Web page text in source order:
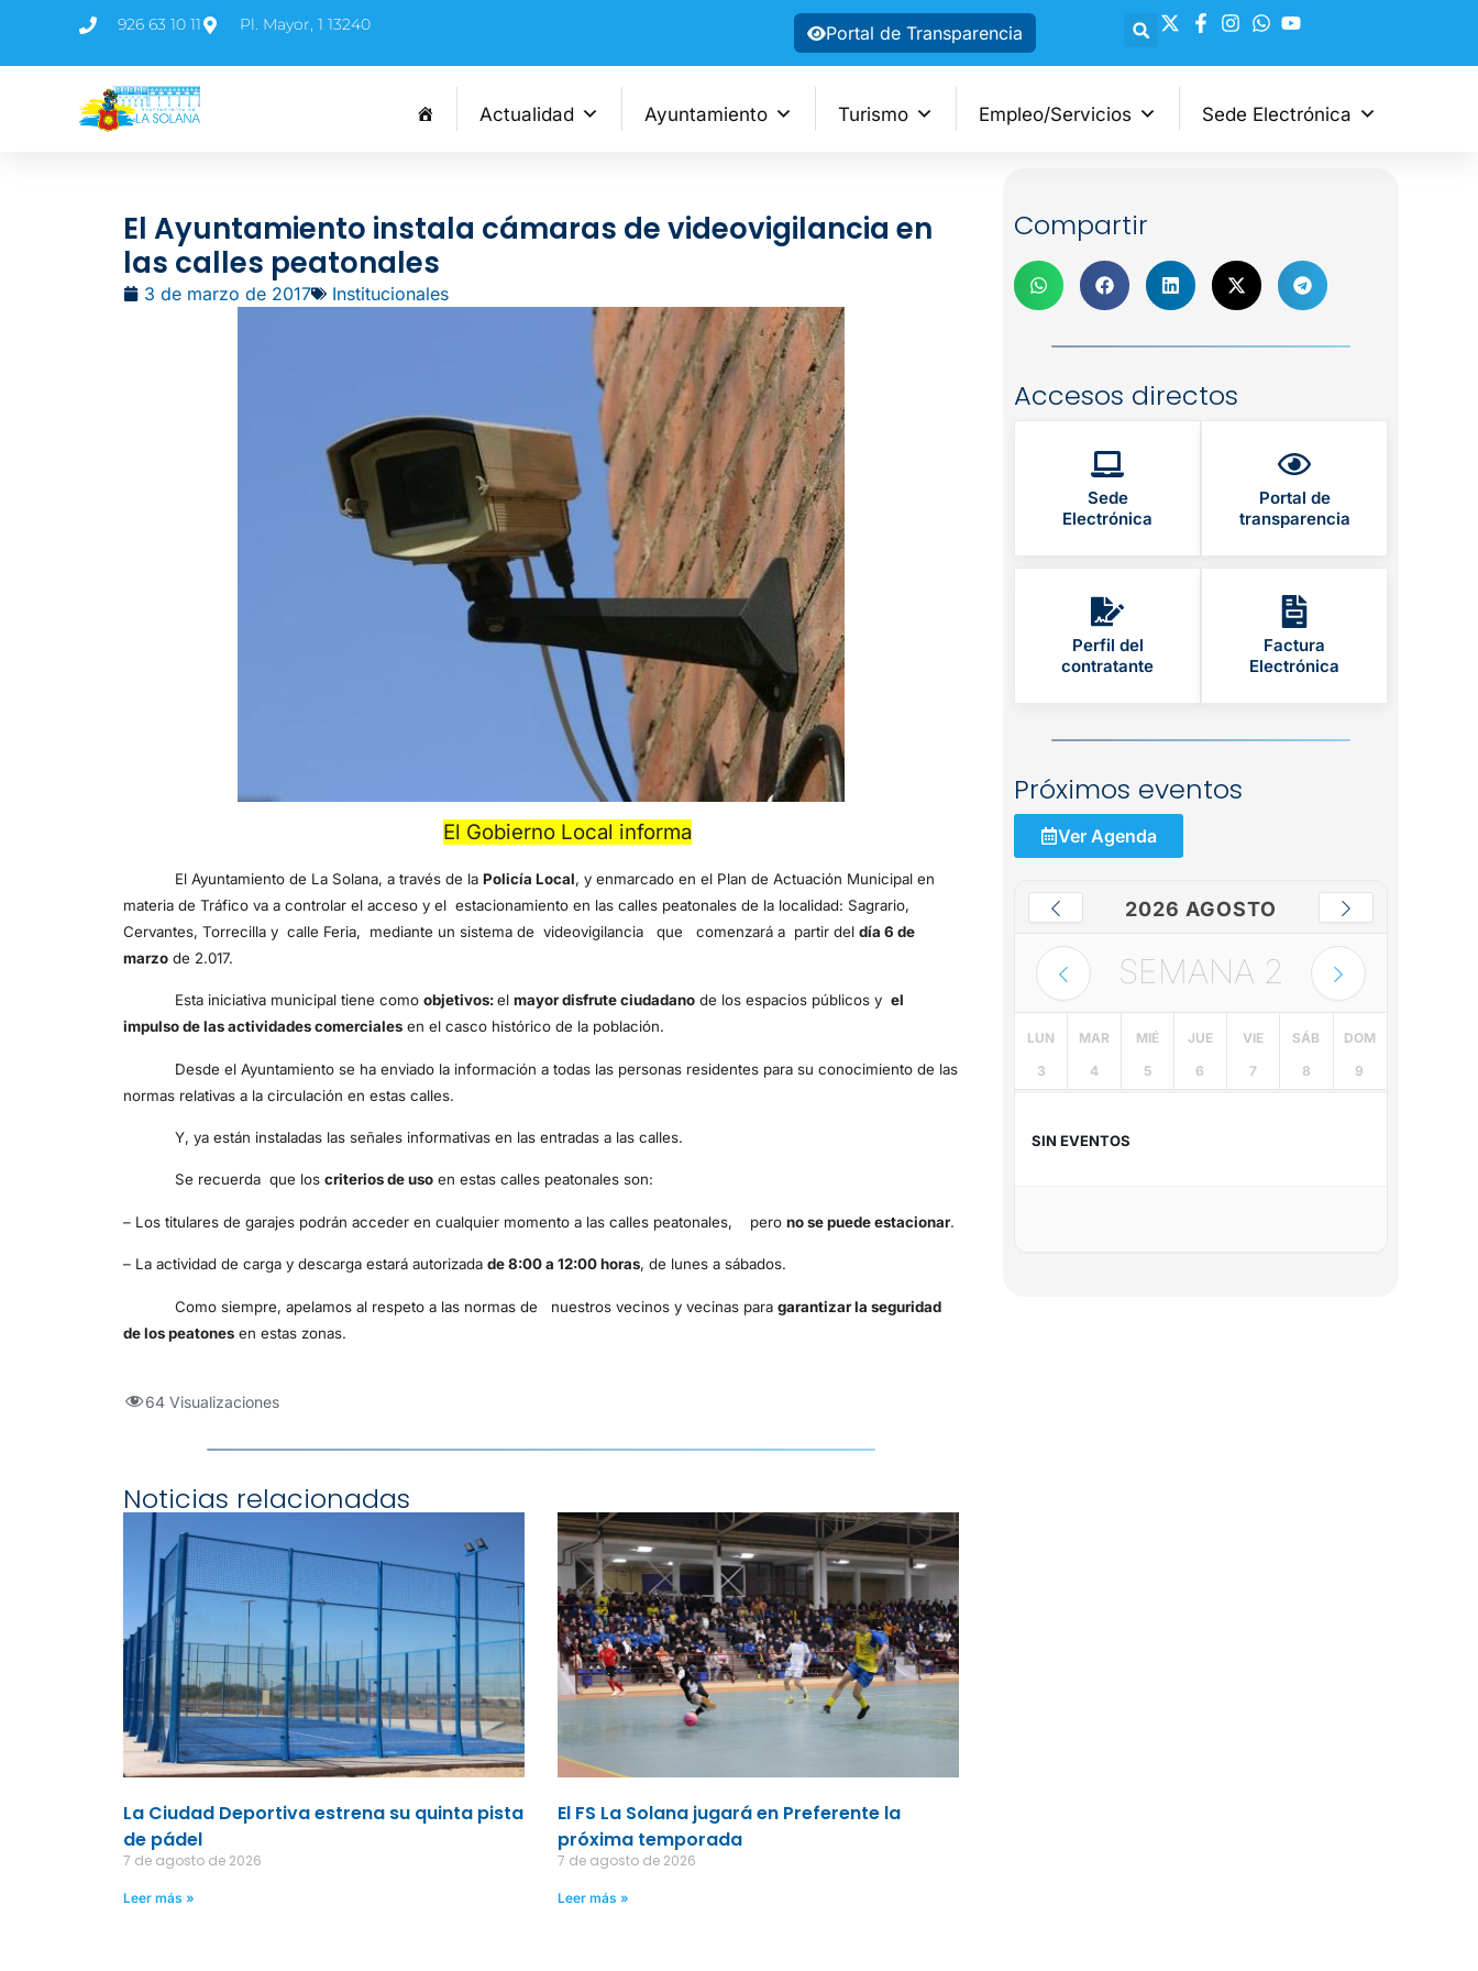
926 63 10 11 Pl. Mayor, 1 13240 Portal de Transparencia
Actualidad Ayuntamiento Turismo Empleo/Servicios Sede Electrónica
El Ayuntamiento instala cámaras de videovigilancia en
las calles peatonales
3 de marzo de 2017 Institucionales
El Gobierno Local informa
El Ayuntamiento de La Solana, a través de laPolicía Local, y enmarcado en el Plan de Actuación Municipal en
materia de Tráfico va a controlar el acceso y el estacionamiento en las calles peatonales de la localidad: Sagrario,
Cervantes, Torrecilla y calle Feria, mediante un sistema de videovigilancia que comenzará a partir del día 6 de
marzo de 2.017.
Esta iniciativa municipal tiene comoobjetivos:elmayor disfrute ciudadano de los espacios públicos yel
impulso de las actividades comerciales en el casco histórico de la población.
Desde el Ayuntamiento se ha enviado la información a todas las personas residentes para su conocimiento de las
normas relativas a la circulación en estas calles.
Y, ya están instaladas las señales informativas en las entradas a las calles.
Se recuerda que loscriterios de uso en estas calles peatonales son:
– Los titulares de garajes podrán acceder en cualquier momento a las calles peatonales, pero no se puede estacionar.
– La actividad de carga y descarga estará autorizada de 8:00 a 12:00 horas, de lunes a sábados.
Como siempre, apelamos al respeto a las normas de nuestros vecinos y vecinas paragarantizar la seguridad
de los peatones en estas zonas.
64 Visualizaciones
Noticias relacionadas
La Ciudad Deportiva estrena su quinta pista
de pádel
7 de agosto de 2026
Leer más »
El FS La Solana jugará en Preferente la
próxima temporada
7 de agosto de 2026
Leer más »
Compartir
Accesos directos
Sede
Electrónica
Portal de
transparencia
Perfil del
contratante
Factura
Electrónica
Próximos eventos
Ver Agenda
2026 AGOSTO
SEMANA 2
LUN
3
MAR
4
MIÉ
5
JUE
6
VIE
7
SÁB
8
DOM
9
SIN EVENTOS